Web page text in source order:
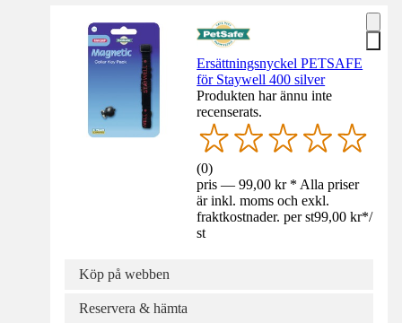
Ersättningsnyckel PETSAFE
för Staywell 400 silver
Produkten har ännu inte
recenserats.
(0)
pris — 99,00 kr * Alla priser
är inkl. moms och exkl.
fraktkostnader. per st99,00 kr*/
st
Köp på webben
Reservera & hämta